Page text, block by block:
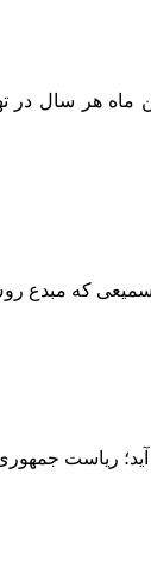
سمیعی که
ریاست